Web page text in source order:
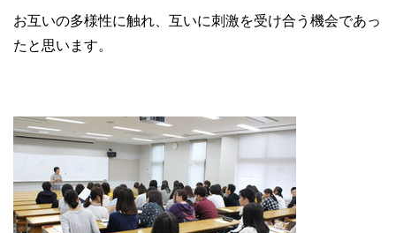
お互いの多様性に触れ、互いに刺激を受け合う機会であっ
たと思います。